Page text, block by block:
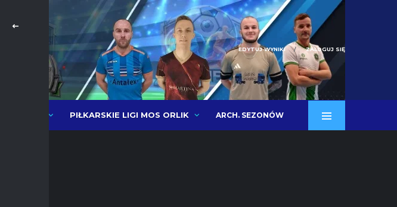
EDYTUJ WYNIKI ZALOGUJ SIĘ
PIŁKARSKIE LIGI MOS ORLIK ARCH. SEZONÓW